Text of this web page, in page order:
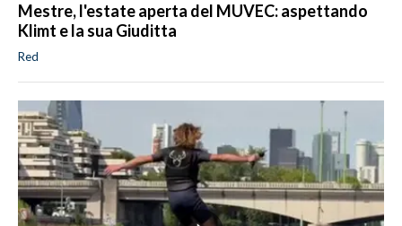
Mestre, l'estate aperta del MUVEC: aspettando
Klimt e la sua Giuditta
Red